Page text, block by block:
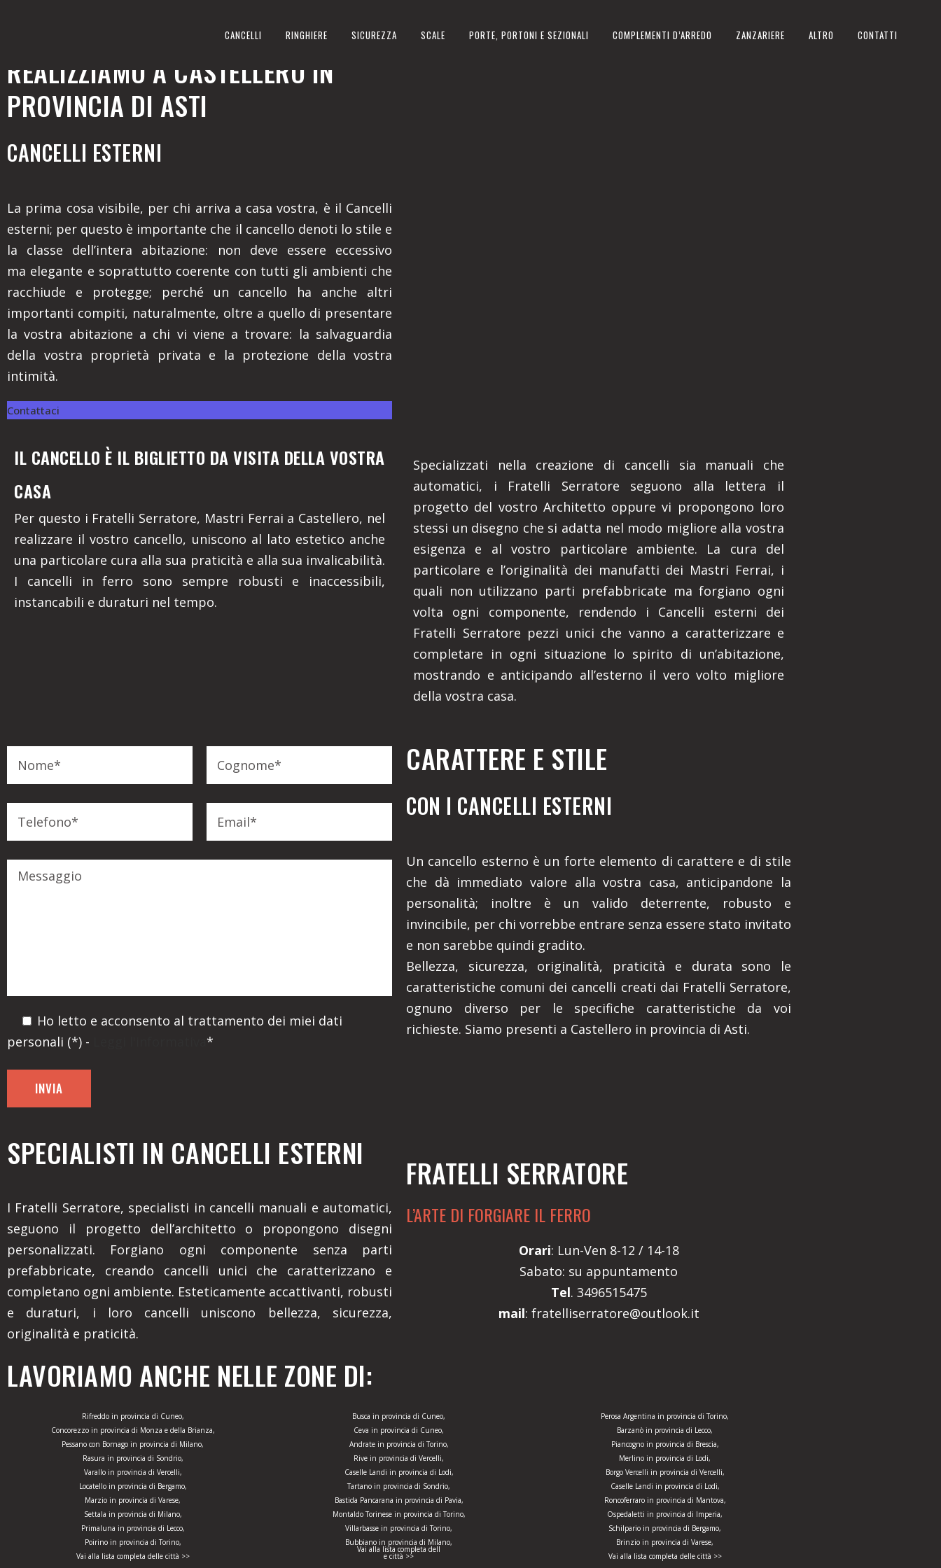
CANCELLI RINGHIERE SICUREZZA SCALE PORTE, PORTONI E SEZIONALI COMPLEMENTI D’ARREDO ZANZARIERE ALTRO CONTATTI
REALIZZIAMO A CASTELLERO IN
PROVINCIA DI ASTI
CANCELLI ESTERNI
La prima cosa visibile, per chi arriva a casa vostra, è il Cancelli
esterni; per questo è importante che il cancello denoti lo stile e
la classe dell’intera abitazione: non deve essere eccessivo
ma elegante e soprattutto coerente con tutti gli ambienti che
racchiude e protegge; perché un cancello ha anche altri
importanti compiti, naturalmente, oltre a quello di presentare
la vostra abitazione a chi vi viene a trovare: la salvaguardia
della vostra proprietà privata e la protezione della vostra
intimità.
Contattaci
IL CANCELLO È IL BIGLIETTO DA VISITA DELLA VOSTRA
CASA
Per questo i Fratelli Serratore, Mastri Ferrai a Castellero, nel
realizzare il vostro cancello, uniscono al lato estetico anche
una particolare cura alla sua praticità e alla sua invalicabilità.
I cancelli in ferro sono sempre robusti e inaccessibili,
instancabili e duraturi nel tempo.
Specializzati nella creazione di cancelli sia manuali che
automatici, i Fratelli Serratore seguono alla lettera il
progetto del vostro Architetto oppure vi propongono loro
stessi un disegno che si adatta nel modo migliore alla vostra
esigenza e al vostro particolare ambiente. La cura del
particolare e l’originalità dei manufatti dei Mastri Ferrai, i
quali non utilizzano parti prefabbricate ma forgiano ogni
volta ogni componente, rendendo i Cancelli esterni dei
Fratelli Serratore pezzi unici che vanno a caratterizzare e
completare in ogni situazione lo spirito di un’abitazione,
mostrando e anticipando all’esterno il vero volto migliore
della vostra casa.
Ho letto e acconsento al trattamento dei miei dati
personali (*) -
*
CARATTERE E STILE
CON I CANCELLI ESTERNI
Un cancello esterno è un forte elemento di carattere e di stile
che dà immediato valore alla vostra casa, anticipandone la
personalità; inoltre è un valido deterrente, robusto e
invincibile, per chi vorrebbe entrare senza essere stato invitato
e non sarebbe quindi gradito.
Bellezza, sicurezza, originalità, praticità e durata sono le
caratteristiche comuni dei cancelli creati dai Fratelli Serratore,
ognuno diverso per le specifiche caratteristiche da voi
richieste. Siamo presenti a Castellero in provincia di Asti.
SPECIALISTI IN CANCELLI ESTERNI
I Fratelli Serratore, specialisti in cancelli manuali e automatici,
seguono il progetto dell’architetto o propongono disegni
personalizzati. Forgiano ogni componente senza parti
prefabbricate, creando cancelli unici che caratterizzano e
completano ogni ambiente. Esteticamente accattivanti, robusti
e duraturi, i loro cancelli uniscono bellezza, sicurezza,
originalità e praticità.
FRATELLI SERRATORE
L’ARTE DI FORGIARE IL FERRO
Orari: Lun-Ven 8-12 / 14-18
Sabato: su appuntamento
Tel. 3496515475
mail: fratelliserratore@outlook.it
LAVORIAMO ANCHE NELLE ZONE DI:
Rifreddo in provincia di Cuneo,
Concorezzo in provincia di Monza e della Brianza,
Pessano con Bornago in provincia di Milano,
Rasura in provincia di Sondrio,
Varallo in provincia di Vercelli,
Locatello in provincia di Bergamo,
Marzio in provincia di Varese,
Settala in provincia di Milano,
Primaluna in provincia di Lecco,
Poirino in provincia di Torino,
Vai alla lista completa delle città >>
Busca in provincia di Cuneo,
Ceva in provincia di Cuneo,
Andrate in provincia di Torino,
Rive in provincia di Vercelli,
Caselle Landi in provincia di Lodi,
Tartano in provincia di Sondrio,
Bastida Pancarana in provincia di Pavia,
Montaldo Torinese in provincia di Torino,
Villarbasse in provincia di Torino,
Bubbiano in provincia di Milano,
Vai alla lista completa dell
e città >>
Perosa Argentina in provincia di Torino,
Barzanò in provincia di Lecco,
Piancogno in provincia di Brescia,
Merlino in provincia di Lodi,
Borgo Vercelli in provincia di Vercelli,
Caselle Landi in provincia di Lodi,
Roncoferraro in provincia di Mantova,
Ospedaletti in provincia di Imperia,
Schilpario in provincia di Bergamo,
Brinzio in provincia di Varese,
Vai alla lista completa delle città >>